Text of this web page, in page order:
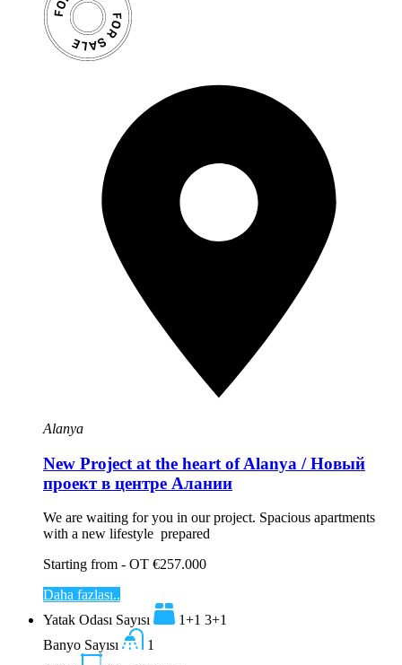
Alanya
New Project at the heart of Alanya / Новый
проект в центре Алании
We are waiting for you in our project. Spacious apartments
with a new lifestyle prepared
Starting from - OT €257.000
Daha fazlası..
Yatak Odası Sayısı
1+1 3+1
Banyo Sayısı
1